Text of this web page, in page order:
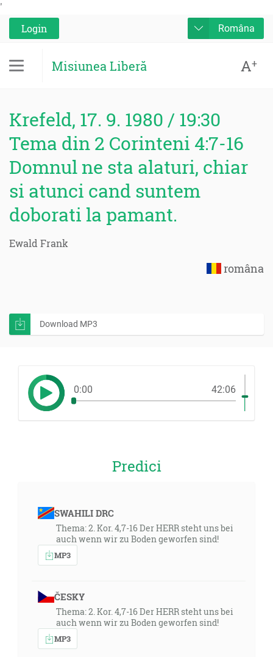
'
Login
Româna
Misiunea Liberă A+
Krefeld, 17. 9. 1980 / 19:30
Tema din 2 Corinteni 4:7-16
Domnul ne sta alaturi, chiar
si atunci cand suntem
doborati la pamant.
Ewald Frank
româna
Download MP3
0:00 42:06
Predici
SWAHILI DRC
Thema: 2. Kor. 4,7-16 Der HERR steht uns bei
auch wenn wir zu Boden geworfen sind!
MP3
ČESKY
Thema: 2. Kor. 4,7-16 Der HERR steht uns bei
auch wenn wir zu Boden geworfen sind!
MP3